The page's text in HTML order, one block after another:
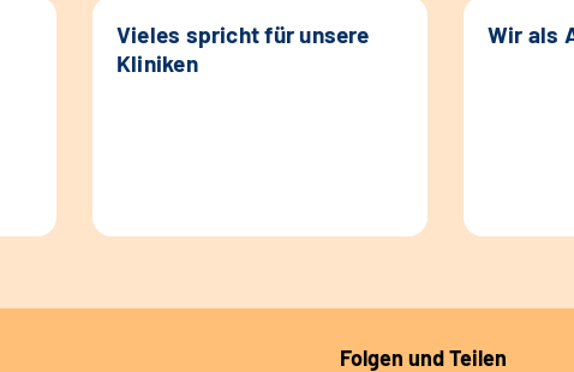
Vieles spricht für unsere
Kliniken
Wir als
Folgen und Teilen